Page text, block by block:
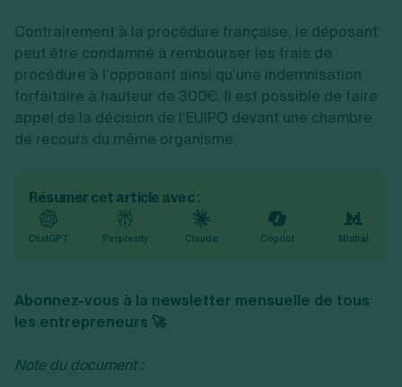
Contrairement à la procédure française, le déposant
peut être condamné à rembourser les frais de
procédure à l’opposant ainsi qu’une indemnisation
forfaitaire à hauteur de 300€. Il est possible de faire
appel de la décision de l’EUIPO devant une chambre
de recours du même organisme.
Résumer cet article avec :
ChatGPT Perplexity Claude Copilot Mistral
Abonnez-vous à la newsletter mensuelle de tous
les entrepreneurs 🚀
Note du document :